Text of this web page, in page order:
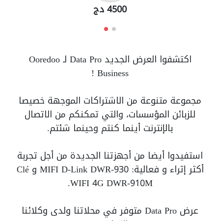
4500 دج
اكتشفوا العرض الجديد Data Pro لـ Ooredoo
Business !
مجموعة متنوعة من الاشتراكات الموجهة خصيصا
للزبائن المؤسسات، والتي تمكنكم من الاتصال
بالإنترنت أينما كنتم وحينما شئتم.
استفيدوا أيضا من أجهزتنا الجديدة من أجل تجربة
أكثر إثراء و فعالية: MIFI D-Link DWR-930 و Clé
WIFI 4G DWR-910M.
عرض Data Pro متوفر في محلاتنا ولدى وكلائنا